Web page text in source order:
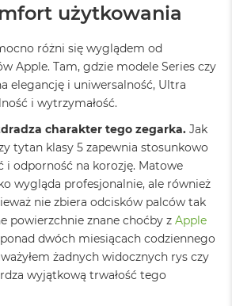
użytkowania
różni się wyglądem od
Apple. Tam, gdzie modele Series czy
elegancję i uniwersalność, Ultra
i wytrzymałość.
charakter tego zegarka. Jak
tytan klasy 5 zapewnia stosunkowo
i odporność na korozję. Matowe
wygląda profesjonalnie, ale również
nie zbiera odcisków palców tak
powierzchnie znane choćby z Apple
dwóch miesiącach codziennego
żadnych widocznych rys czy
wyjątkową trwałość tego